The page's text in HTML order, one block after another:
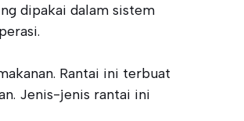
dipakai dalam sistem
Rantai ini terbuat
Jenis-jenis rantai ini